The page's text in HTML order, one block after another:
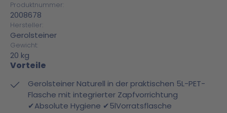
Produktnummer:
2008678
Hersteller:
Gerolsteiner
Gewicht:
20 kg
Vorteile
Gerolsteiner Naturell in der praktischen 5L-PET-
Flasche mit integrierter Zapfvorrichtung
✔Absolute Hygiene ✔5lVorratsflasche